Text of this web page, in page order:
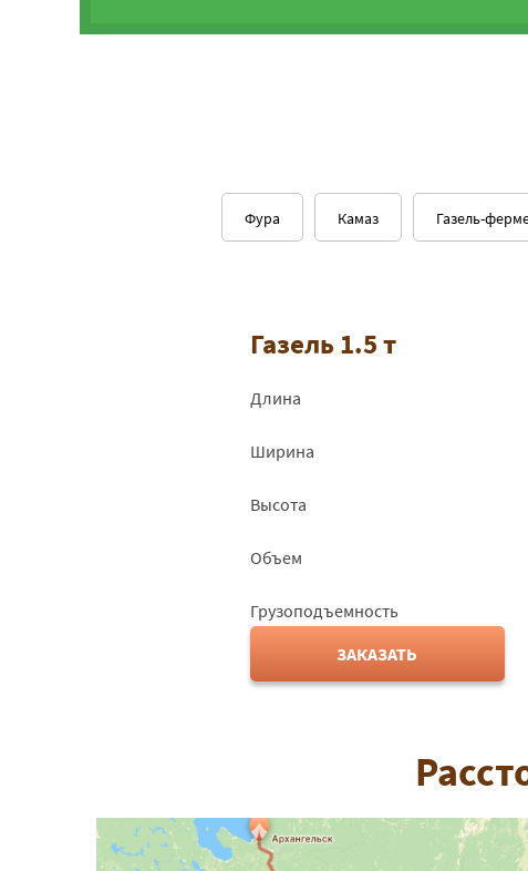
Газель-
Камаз
Фура
Газель 1.5 т
Длина
Ширина
Высота
Объем
Грузоподъемность
ЗАКАЗАТЬ